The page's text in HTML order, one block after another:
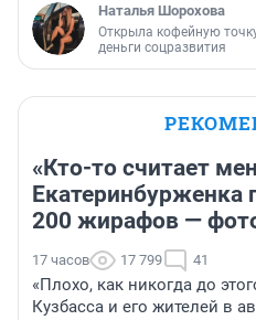
Наталья Шорохова
Открыла кофейную
деньги соцразвития
«Кто-то считает
Екатеринбурженка
200 жирафов —
17 часов 17 799 41
«Плохо, как никогда до
Кузбасса и его жителей в